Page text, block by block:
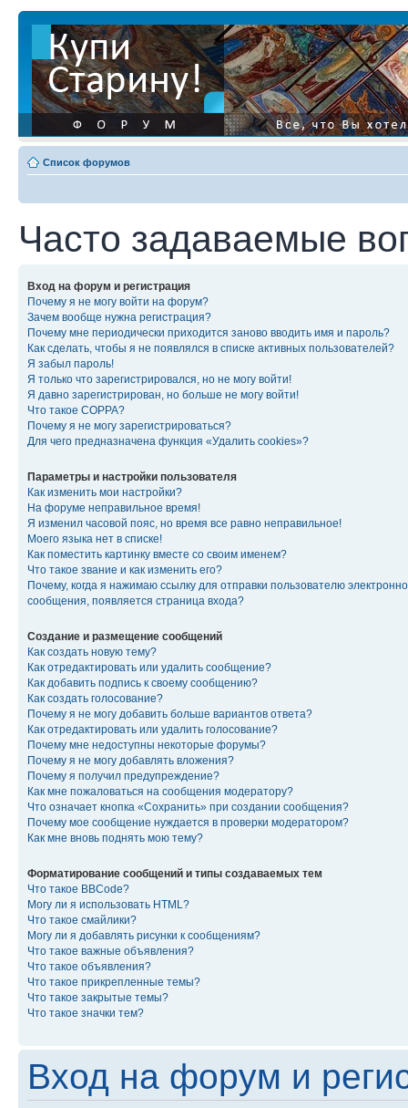
Список форумов
Часто задаваемые
Вход на форум и регистрация
Почему я не могу войти на форум?
Зачем вообще нужна регистрация?
Почему мне периодически приходится заново вводить имя и пароль?
Как сделать, чтобы я не появлялся в списке активных пользователей?
Я забыл пароль!
Я только что зарегистрировался, но не могу войти!
Я давно зарегистрирован, но больше не могу войти!
Что такое COPPA?
Почему я не могу зарегистрироваться?
Для чего предназначена функция «Удалить cookies»?
Параметры и настройки пользователя
Как изменить мои настройки?
На форуме неправильное время!
Я изменил часовой пояс, но время все равно неправильное!
Моего языка нет в списке!
Как поместить картинку вместе со своим именем?
Что такое звание и как изменить его?
Почему, когда я нажимаю ссылку для отправки пользователю
сообщения, появляется страница входа?
Создание и размещение сообщений
Как создать новую тему?
Как отредактировать или удалить сообщение?
Как добавить подпись к своему сообщению?
Как создать голосование?
Почему я не могу добавить больше вариантов ответа?
Как отредактировать или удалить голосование?
Почему мне недоступны некоторые форумы?
Почему я не могу добавлять вложения?
Почему я получил предупреждение?
Как мне пожаловаться на сообщения модератору?
Что означает кнопка «Сохранить» при создании сообщения?
Почему мое сообщение нуждается в проверки модератором?
Как мне вновь поднять мою тему?
Форматирование сообщений и типы создаваемых тем
Что такое BBCode?
Могу ли я использовать HTML?
Что такое смайлики?
Могу ли я добавлять рисунки к сообщениям?
Что такое важные объявления?
Что такое объявления?
Что такое прикрепленные темы?
Что такое закрытые темы?
Что такое значки тем?
Вход на форум и